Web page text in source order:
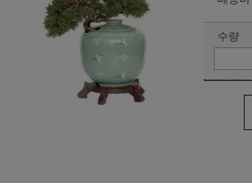
수량